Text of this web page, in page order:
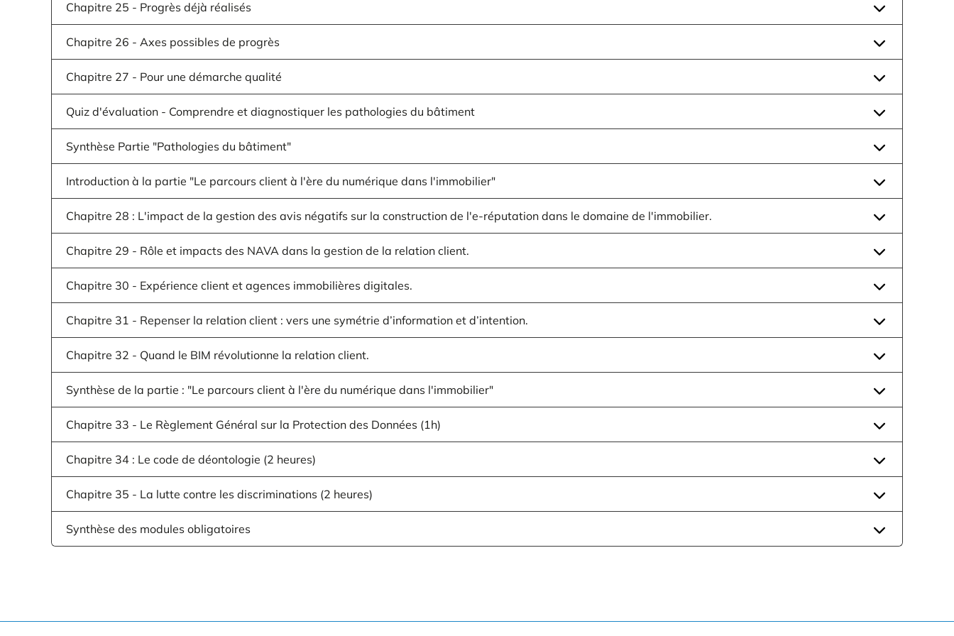
Chapitre 25 - Progrès déjà réalisés
Chapitre 26 - Axes possibles de progrès
Chapitre 27 - Pour une démarche qualité
Quiz d'évaluation - Comprendre et diagnostiquer les pathologies du bâtiment
Synthèse Partie "Pathologies du bâtiment"
Introduction à la partie "Le parcours client à l'ère du numérique dans l'immobilier"
Chapitre 28 : L'impact de la gestion des avis négatifs sur la construction de l'e-réputation dans le domaine de l'immobilier.
Chapitre 29 - Rôle et impacts des NAVA dans la gestion de la relation client.
Chapitre 30 - Expérience client et agences immobilières digitales.
Chapitre 31 - Repenser la relation client : vers une symétrie d’information et d’intention.
Chapitre 32 - Quand le BIM révolutionne la relation client.
Synthèse de la partie : "Le parcours client à l'ère du numérique dans l'immobilier"
Chapitre 33 - Le Règlement Général sur la Protection des Données (1h)
Chapitre 34 : Le code de déontologie (2 heures)
Chapitre 35 - La lutte contre les discriminations (2 heures)
Synthèse des modules obligatoires